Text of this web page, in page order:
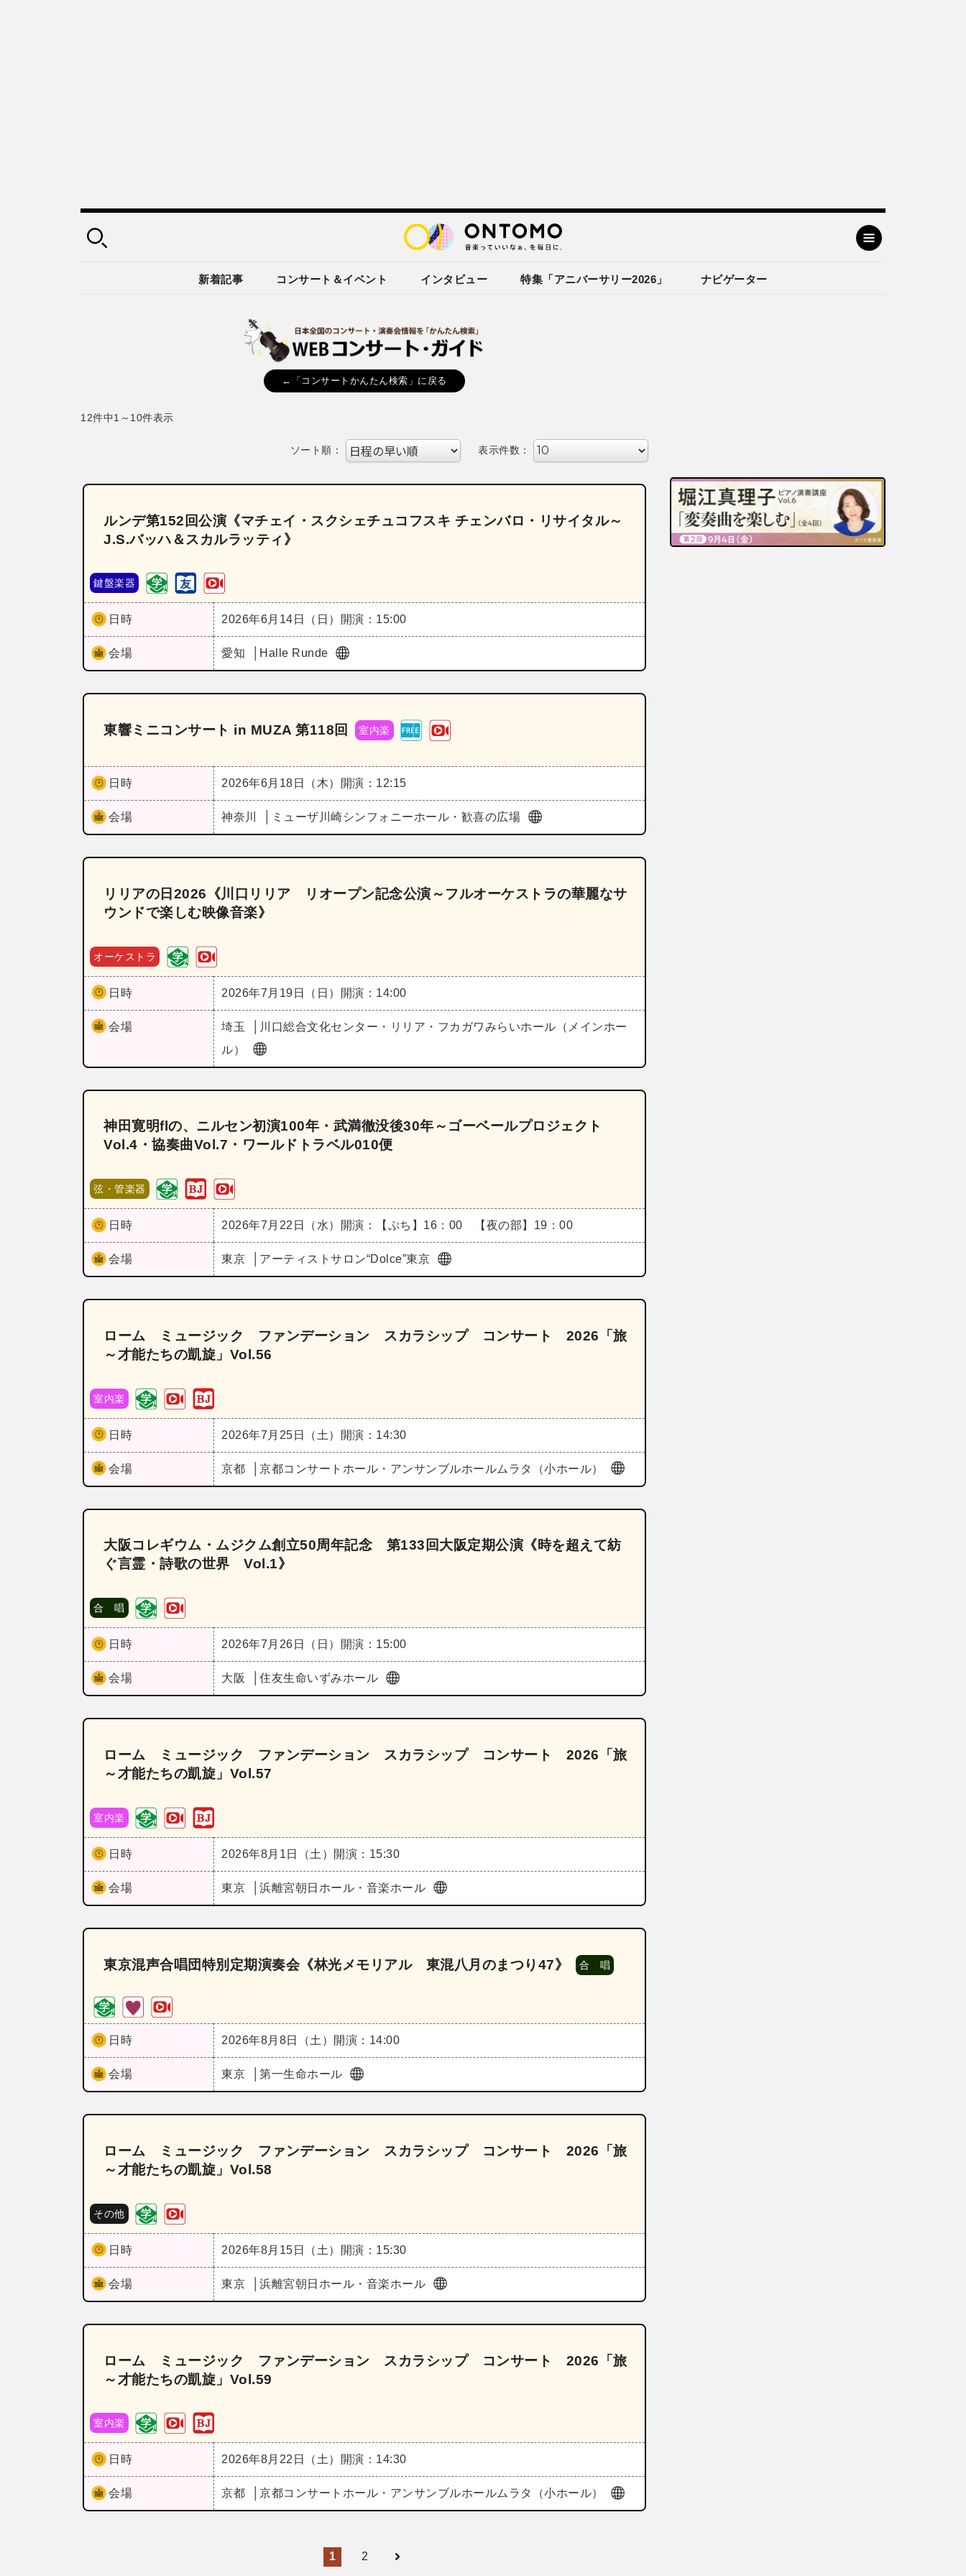
新着記事 コンサート＆イベント インタビュー 特集「アニバーサリー2026」 ナビゲーター
←「コンサートかんたん検索」に戻る
12件中1～10件表示
ソート順： 表示件数：
ルンデ第152回公演《マチェイ・スクシェチュコフスキ チェンバロ・リサイタル～
J.S.バッハ＆スカルラッティ》
鍵盤楽器
日時 2026年6月14日（日） 開演：15:00
会場 愛知 Halle Runde
東響ミニコンサート in MUZA 第118回 室内楽
日時 2026年6月18日（木） 開演：12:15
会場 神奈川 ミューザ川崎シンフォニーホール・歓喜の広場
リリアの日2026《川口リリア リオープン記念公演～フルオーケストラの華麗なサ
ウンドで楽しむ映像音楽》
オーケストラ
日時 2026年7月19日（日） 開演：14:00
会場 埼玉
川口総合文化センター・リリア・フカガワみらいホール（メインホー
ル）
神田寛明flの、ニルセン初演100年・武満徹没後30年～ゴーベールプロジェクト
Vol.4・協奏曲Vol.7・ワールドトラベル010便
弦・管楽器
日時 2026年7月22日（水） 開演：【ぷち】16：00 【夜の部】19：00
会場 東京 アーティストサロン“Dolce”東京
ローム ミュージック ファンデーション スカラシップ コンサート 2026「旅
～才能たちの凱旋」Vol.56
室内楽
日時 2026年7月25日（土） 開演：14:30
会場 京都 京都コンサートホール・アンサンブルホールムラタ（小ホール）
大阪コレギウム・ムジクム創立50周年記念 第133回大阪定期公演《時を超えて紡
ぐ言霊・詩歌の世界 Vol.1》
合 唱
日時 2026年7月26日（日） 開演：15:00
会場 大阪 住友生命いずみホール
ローム ミュージック ファンデーション スカラシップ コンサート 2026「旅
～才能たちの凱旋」Vol.57
室内楽
日時 2026年8月1日（土） 開演：15:30
会場 東京 浜離宮朝日ホール・音楽ホール
東京混声合唱団特別定期演奏会《林光メモリアル 東混八月のまつり47》 合 唱
日時 2026年8月8日（土） 開演：14:00
会場 東京 第一生命ホール
ローム ミュージック ファンデーション スカラシップ コンサート 2026「旅
～才能たちの凱旋」Vol.58
その他
日時 2026年8月15日（土） 開演：15:30
会場 東京 浜離宮朝日ホール・音楽ホール
ローム ミュージック ファンデーション スカラシップ コンサート 2026「旅
～才能たちの凱旋」Vol.59
室内楽
日時 2026年8月22日（土） 開演：14:30
会場 京都 京都コンサートホール・アンサンブルホールムラタ（小ホール）
1 2